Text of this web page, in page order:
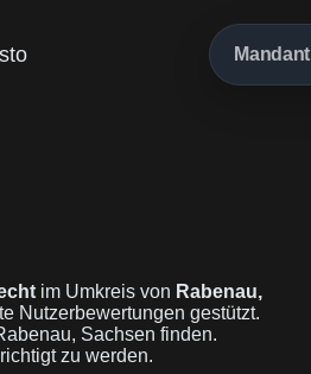
Mandant
im Umkreis von Rabenau,
Nutzerbewertungen gestützt.
Sachsen finden.
zu werden.